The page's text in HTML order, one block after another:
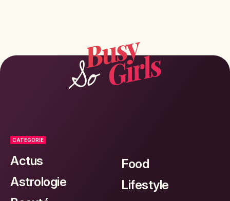
CATEGORIE
Actus
Astrologie
Food
Lifestyle